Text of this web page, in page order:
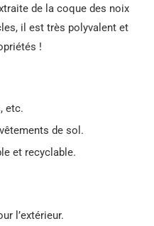
de la coque des noix
il est très polyvalent et
!
etc.
de sol.
et recyclable.
l’extérieur.